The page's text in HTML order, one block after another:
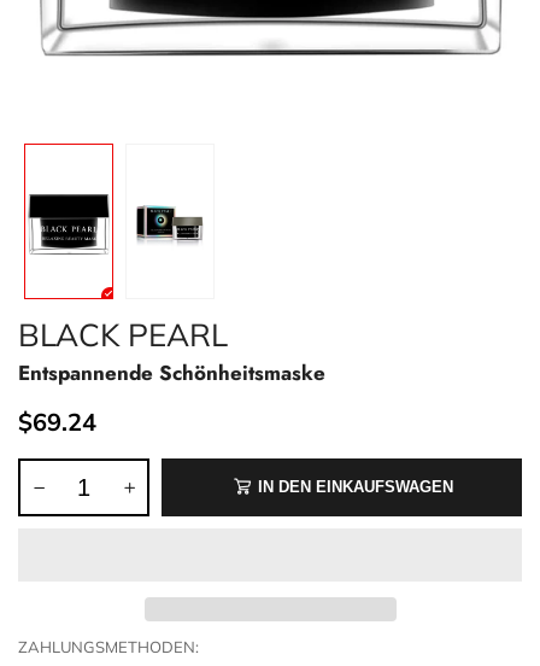
BLACK PEARL
Entspannende Schönheitsmaske
$69.24
IN DEN EINKAUFSWAGEN
ZAHLUNGSMETHODEN: